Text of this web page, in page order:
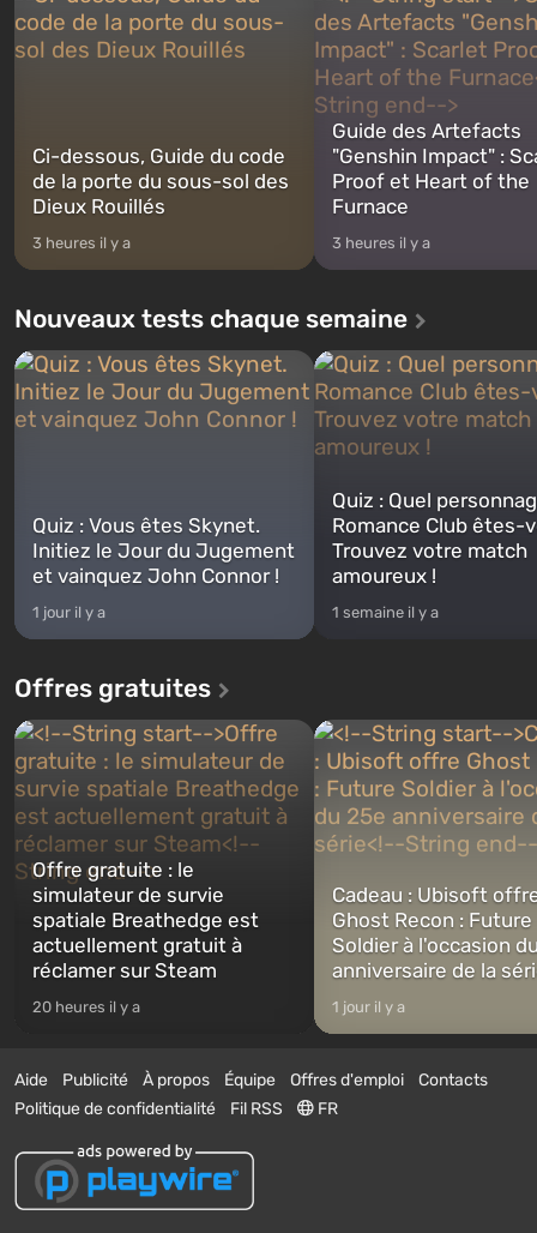
pourrez basculer...
après que des bombes
Ci-dessous, Guide du code
de la porte du sous-sol des
Dieux Rouillés
3 heures il y a
Guide des Artefacts
"Genshin Impact" :
Proof et Heart of the
Furnace
3 heures il y a
Nouveaux tests chaque semaine
Quiz : Vous êtes Skynet.
Initiez le Jour du Jugement
et vainquez John Connor !
1 jour il y a
Quiz : Quel
Romance Club êtes-
Trouvez votre match
amoureux !
1 semaine il y a
Offres gratuites
Offre gratuite : le
simulateur de survie
spatiale Breathedge est
actuellement gratuit à
réclamer sur Steam
20 heures il y a
Cadeau : Ubisoft
Ghost Recon : Future
Soldier à l'occasion
anniversaire de la
1 jour il y a
Aide Publicité À propos Équipe Offres d'emploi
Contacts
Politique de confidentialité
Fil RSS FR